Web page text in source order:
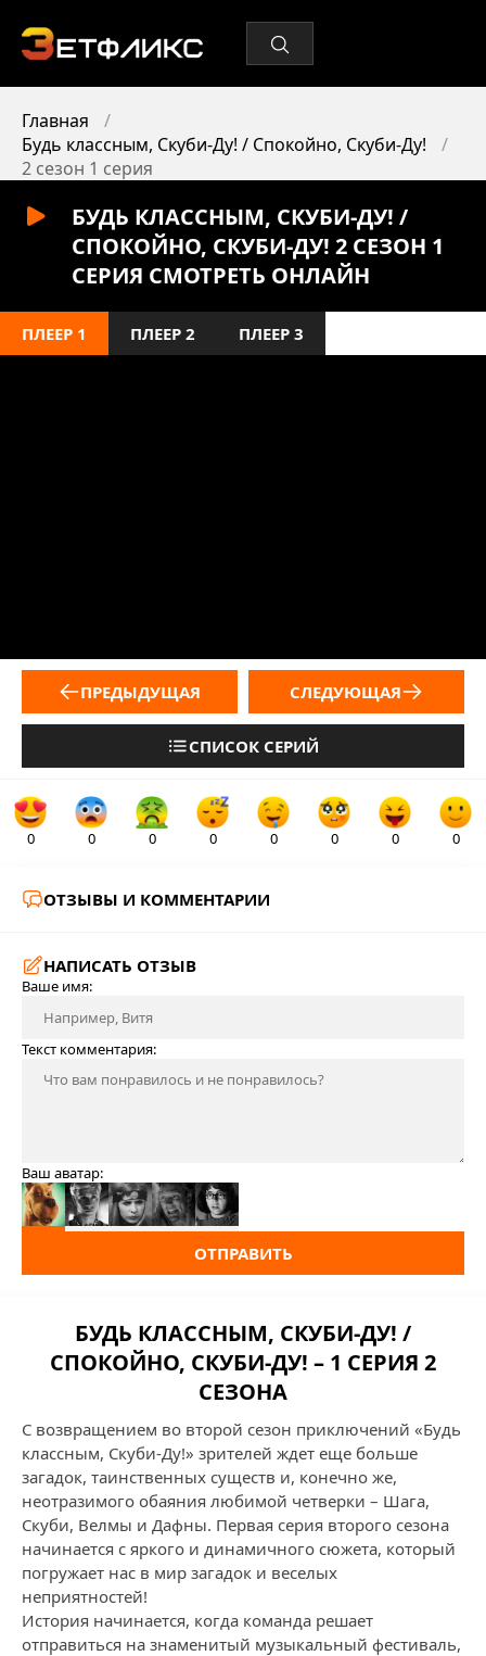
Главная
Будь классным, Скуби-Ду! / Спокойно, Скуби-Ду!
2 сезон 1 серия
БУДЬ КЛАССНЫМ, СКУБИ-ДУ! /
СПОКОЙНО, СКУБИ-ДУ! 2 СЕЗОН 1
СЕРИЯ СМОТРЕТЬ ОНЛАЙН
ПЛЕЕР 1 ПЛЕЕР 2 ПЛЕЕР 3
ПРЕДЫДУЩАЯ
СПИСОК СЕРИЙ
СЛЕДУЮЩАЯ
0 0 0 0 0 0 0 0
ОТЗЫВЫ И КОММЕНТАРИИ
НАПИСАТЬ ОТЗЫВ
Ваше имя:
Текст комментария:
Ваш аватар:
ОТПРАВИТЬ
БУДЬ КЛАССНЫМ, СКУБИ-ДУ! /
СПОКОЙНО, СКУБИ-ДУ! – 1 СЕРИЯ 2
СЕЗОНА
С возвращением во второй сезон приключений «Будь
классным, Скуби-Ду!» зрителей ждет еще больше
загадок, таинственных существ и, конечно же,
неотразимого обаяния любимой четверки – Шага,
Скуби, Велмы и Дафны. Первая серия второго сезона
начинается с яркого и динамичного сюжета, который
погружает нас в мир загадок и веселых
неприятностей!
История начинается, когда команда решает
отправиться на знаменитый музыкальный фестиваль,